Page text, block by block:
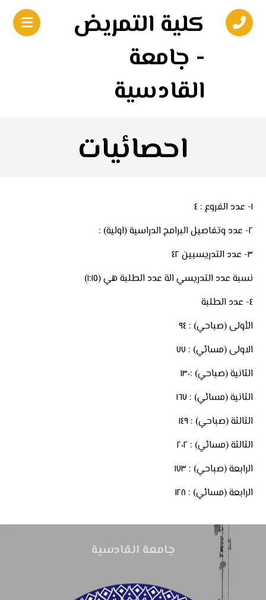
كلية التمريض
- جامعة
القادسية
احصائيات
١- عدد الفروع : ٤
٢- عدد وتفاصيل البرامج الدراسية (اولية) :
٣- عدد التدريسيين ٤٢
نسبة عدد التدريسي الة عدد الطلبة هي (١:١٥)
٤- عدد الطلبة
الأولى (صباحي) : ٩٤
الاولى (مسائي) : ٧٧
الثانية (صباحي) :١٣٠
الثانية (مسائي) : ١٦٧
الثالثة (صباحي) : ١٤٩
الثالثة (مسائي) : ٢٠٢
الرابعة (صباحي) : ١٧٣
الرابعة (مسائي) : ١٢٨
جامعة القادسية